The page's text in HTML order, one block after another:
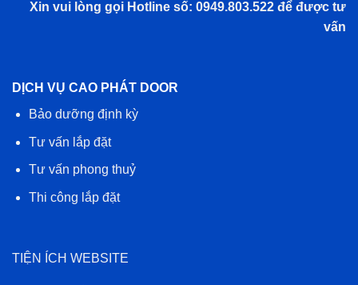
Xin vui lòng gọi Hotline số: 0949.803.522 để được tư
vấn
DỊCH VỤ CAO PHÁT DOOR
Bảo dưỡng định kỳ
Tư vấn lắp đặt
Tư vấn phong thuỷ
Thi công lắp đặt
TIỆN ÍCH WEBSITE